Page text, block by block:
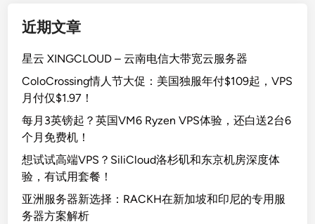
近期文章
星云 XINGCLOUD – 云南电信大带宽云服务器
ColoCrossing情人节大促：美国独服年付$109起，VPS
月付仅$1.97！
每月3英镑起？英国VM6 Ryzen VPS体验，还白送2台6
个月免费机！
想试试高端VPS？SiliCloud洛杉矶和东京机房深度体
验，有试用套餐！
亚洲服务器新选择：RACKH在新加坡和印尼的专用服
务器方案解析